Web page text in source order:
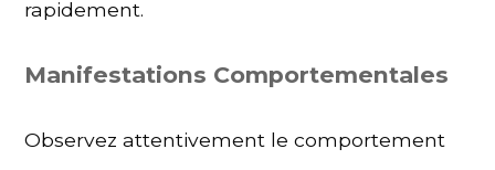
rapidement.
Manifestations Comportementales
Observez attentivement le comportement